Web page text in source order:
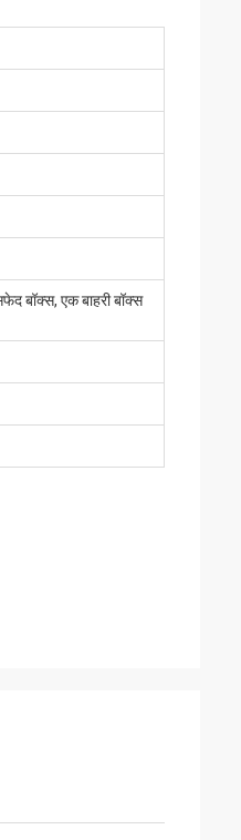
बॉक्स, एक बाहरी बॉक्स